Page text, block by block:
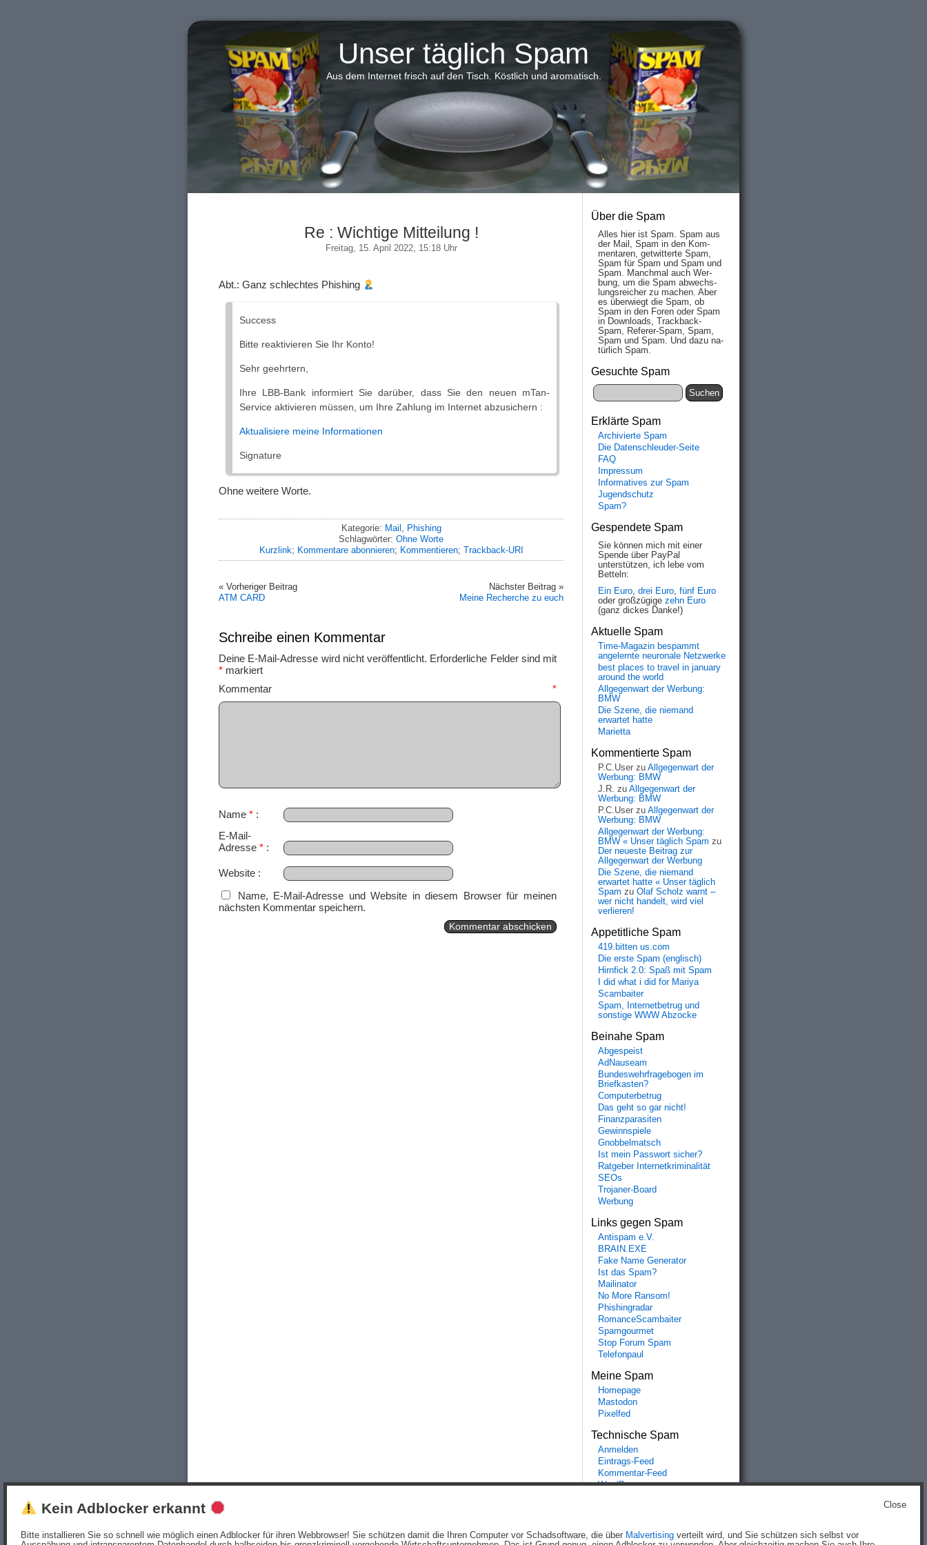
Unser täglich Spam
Aus dem Internet frisch auf den Tisch. Köstlich und aromatisch.
Re : Wichtige Mitteilung !
Freitag, 15. April 2022, 15:18 Uhr
Abt.: Ganz schlechtes Phishing
Success
Bitte reaktivieren Sie Ihr Konto!
Sehr geehrtern,
Ihre LBB-Bank informiert Sie darüber, dass Sie den neuen mTan-
Service aktivieren müssen, um Ihre Zahlung im Internet abzusichern :
Aktualisiere meine Informationen
Signature
Ohne weitere Worte.
Kategorie: Mail , Phishing
Schlagwörter: Ohne Worte
Kurzlink; Kommentare abonnieren; Kommentieren; Trackback-URI
« Vorheriger Beitrag
ATM CARD
Nächster Beitrag »
Meine Recherche zu euch
Schreibe einen Kommentar
Deine E-Mail-Adresse wird nicht veröffentlicht. Erforderliche Felder sind mit
* markiert
Kommentar *
Name *
E-Mail-
Adresse *
Website
Name, E-Mail-Adresse und Website in diesem Browser für meinen
nächsten Kommentar speichern.
Über die Spam
Alles hier ist Spam. Spam aus
der Mail, Spam in den Kom­
men­taren, ge­twit­ter­te Spam,
Spam für Spam und Spam und
Spam. Manch­mal auch Wer­
bung, um die Spam ab­wechs­
lungs­reich­er zu mach­en. Aber
es über­wiegt die Spam, ob
Spam in den Fo­ren oder Spam
in Down­loads, Track­back-
Spam, Re­fe­rer-Spam, Spam,
Spam und Spam. Und da­zu na­
tür­lich Spam.
Gesuchte Spam
Erklärte Spam
Archivierte Spam
Die Datenschleuder-Seite
FAQ
Impressum
Informatives zur Spam
Jugendschutz
Spam?
Gespendete Spam
Sie können mich mit einer
Spende über PayPal
unterstützen, ich lebe vom
Betteln:
Ein Euro, drei Euro, fünf Euro
oder großzügige zehn Euro
(ganz dickes Danke!)
Aktuelle Spam
Time-Magazin bespammt
angelernte neuronale Netzwerke
best places to travel in january
around the world
Allgegenwart der Werbung:
BMW
Die Szene, die niemand
erwartet hatte
Marietta
Kommentierte Spam
P.C.User zu Allgegenwart der
Werbung: BMW
J.R. zu Allgegenwart der
Werbung: BMW
P.C.User zu Allgegenwart der
Werbung: BMW
Allgegenwart der Werbung:
BMW « Unser täglich Spam zu
Der neueste Beitrag zur
Allgegenwart der Werbung
Die Szene, die niemand
erwartet hatte « Unser täglich
Spam zu Olaf Scholz warnt –
wer nicht handelt, wird viel
verlieren!
Appetitliche Spam
419.bitten us.com
Die erste Spam (englisch)
Hirnfick 2.0: Spaß mit Spam
I did what i did for Mariya
Scambaiter
Spam, Internetbetrug und
sonstige WWW Abzocke
Beinahe Spam
Abgespeist
AdNauseam
Bundeswehrfragebogen im
Briefkasten?
Computerbetrug
Das geht so gar nicht!
Finanzparasiten
Gewinnspiele
Gnobbelmatsch
Ist mein Passwort sicher?
Ratgeber Internetkriminalität
SEOs
Trojaner-Board
Werbung
Links gegen Spam
Antispam e.V.
BRAIN.EXE
Fake Name Generator
Ist das Spam?
Mailinator
No More Ransom!
Phishingradar
RomanceScambaiter
Spamgourmet
Stop Forum Spam
Telefonpaul
Meine Spam
Homepage
Mastodon
Pixelfed
Technische Spam
Anmelden
Eintrags-Feed
Kommentar-Feed
WordPress.org
Beiträge (RSS)undKommentare (RSS).
Close
Kein Adblocker erkannt
Bitte installieren Sie so schnell wie möglich einen Adblocker für ihren Webbrowser! Sie schützen damit die Ihren Computer vor Schadsoftware, die über Malvertising verteilt wird, und Sie schützen sich selbst vor